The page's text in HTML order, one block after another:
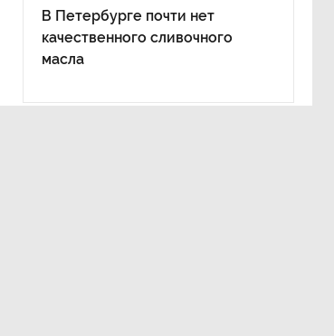
В Петербурге почти нет
качественного сливочного
масла